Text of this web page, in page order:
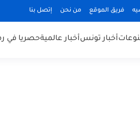
فريق الموقع من نحن إتصل بنا
أخبار تونسأخبار عالميةحصريا في